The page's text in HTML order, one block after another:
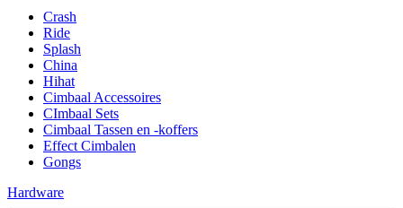
Crash
Ride
Splash
China
Hihat
Cimbaal Accessoires
CImbaal Sets
Cimbaal Tassen en -koffers
Effect Cimbalen
Gongs
Hardware